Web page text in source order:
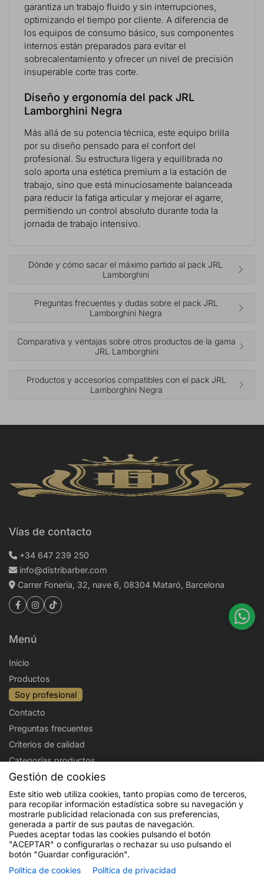
garantiza un trabajo fluido y sin interrupciones,
optimizando el tiempo por cliente. A diferencia de
los equipos de consumo básico, sus componentes
internos están preparados para evitar el
sobrecalentamiento y ofrecer un nivel de precisión
insuperable corte tras corte.
Diseño y ergonomía del pack JRL
Lamborghini Negra
Más allá de su potencia técnica, este equipo brilla
por su diseño pensado para el confort del
profesional. Su estructura ligera y equilibrada no
solo aporta una estética premium a la estación de
trabajo, sino que está minuciosamente balanceada
para reducir la fatiga articular y mejorar el agarre,
permitiendo un control absoluto durante toda la
jornada de trabajo intensivo.
Dónde y cómo sacar el máximo partido al pack JRL
Lamborghini
Preguntas frecuentes y dudas sobre el pack JRL
Lamborghini Negra
Comparativa y ventajas sobre otros productos de la gama
JRL Lamborghini
Productos y accesorios compatibles con el pack JRL
Lamborghini Negra
Gestión de cookies
Este sitio web utiliza cookies, tanto propias como de terceros,
para recopilar información estadística sobre su navegación y
mostrarle publicidad relacionada con sus preferencias,
generada a partir de sus pautas de navegación.
Puedes aceptar todas las cookies pulsando el botón
"ACEPTAR" o configurarlas o rechazar su uso pulsando el
botón "Guardar configuración".
Politica de cookies
Política de privacidad
Vías de contacto
+34 647 239 250
info@distribarber.com
Carrer Foneria, 32, nave 6, 08304 Mataró, Barcelona
Menú
Inicio
Productos
Soy profesional
Contacto
Preguntas frecuentes
Criterios de calidad
Categorías productos
Aviso legal
Política de privacidad
Politica de cookies
Condiciones de venta
Envíos y devoluciones
Financiado por la Unión Europea - NextGenerationEU. Sin embargo, los